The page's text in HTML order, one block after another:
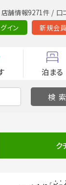
店舗情報9271件 /
イン
新規会
泊まる
ク